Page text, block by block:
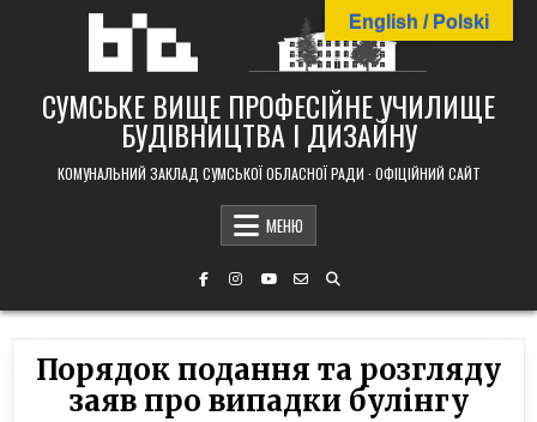
СУМСЬКЕ ВИЩЕ ПРОФЕСІЙНЕ УЧИЛИЩЕ
БУДІВНИЦТВА І ДИЗАЙНУ
КОМУНАЛЬНИЙ ЗАКЛАД СУМСЬКОЇ ОБЛАСНОЇ РАДИ · ОФІЦІЙНИЙ САЙТ
МЕНЮ
Порядок подання та розгляду
заяв про випадки булінгу
English / Polski